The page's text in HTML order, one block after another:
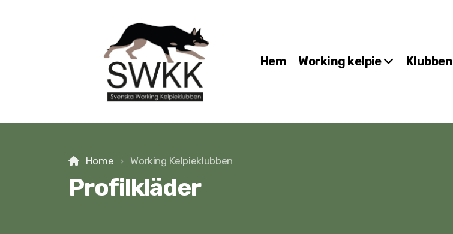
Hem Working kelpie Klubben
Home Working Kelpieklubben
Profilkläder